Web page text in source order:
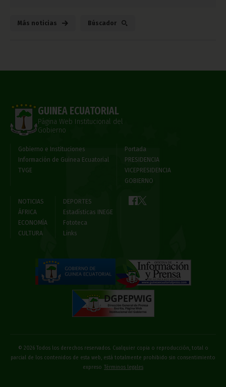
Más noticias Búscador
GUINEA ECUATORIAL
Página Web Institucional del
Gobierno
Gobierno e Instituciones
Información de Guinea Ecuatorial
TVGE
Portada
PRESIDENCIA
VICEPRESIDENCIA
GOBIERNO
NOTICIAS
ÁFRICA
ECONOMÍA
CULTURA
DEPORTES
Estadísticas INEGE
Fototeca
Links
© 2026 Todos los derechos reservados. Cualquier copia o reproducción, total o
parcial de los contenidos de esta web, está totalmente prohibido sin consentimiento
expreso Términos legales